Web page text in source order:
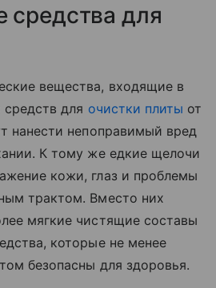
средства для
вещества, входящие в
средств для очистки плиты от
нанести непоправимый вред
К тому же едкие щелочи
кожи, глаз и проблемы
трактом. Вместо них
мягкие чистящие составы
которые не менее
безопасны для здоровья.